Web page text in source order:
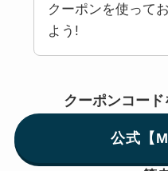
クーポンを使って
よう!
クーポンコー
公式【